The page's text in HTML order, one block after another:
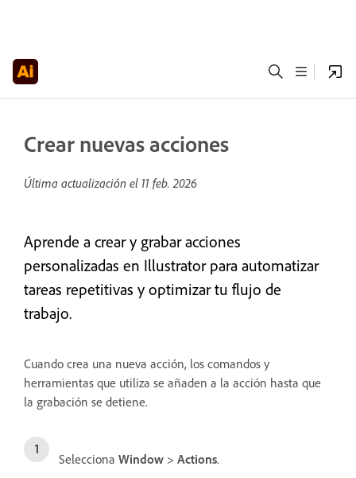
Crear nuevas acciones
Última actualización el 11 feb. 2026
Aprende a crear y grabar acciones
personalizadas en Illustrator para automatizar
tareas repetitivas y optimizar tu flujo de
trabajo.
Cuando crea una nueva acción, los comandos y
herramientas que utiliza se añaden a la acción hasta que
la grabación se detiene.
Selecciona Window > Actions.